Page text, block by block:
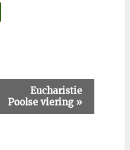
Eucharistie
Poolse viering »